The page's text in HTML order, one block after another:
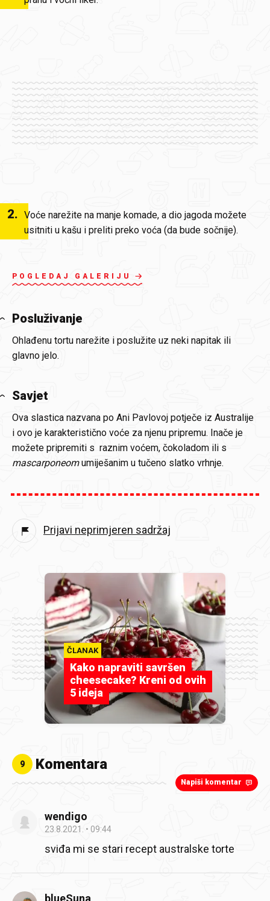
2. Voće narežite na manje komade, a dio jagoda možete
usitniti u kašu i preliti preko voća (da bude sočnije).
POGLEDAJ GALERIJU
Posluživanje
Ohlađenu tortu narežite i poslužite uz neki napitak ili
glavno jelo.
Savjet
Ova slastica nazvana po Ani Pavlovoj potječe iz Australije
i ovo je karakteristično voće za njenu pripremu. Inače je
možete pripremiti s raznim voćem, čokoladom ili s
mascarponeomumiješanim u tučeno slatko vrhnje.
Prijavi neprimjeren sadržaj
ČLANAK
Kako napraviti savršen
cheesecake? Kreni od ovih
5 ideja
9 Komentara
Napiši komentar
wendigo
23.8.2021. 09:44
sviđa mi se stari recept australske torte
blueSuna